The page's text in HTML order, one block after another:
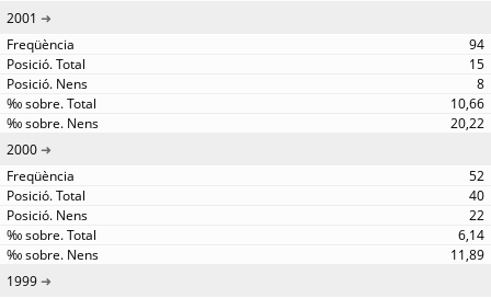
2001
94
15
8
10,66
20,22
2000
52
40
22
6,14
11,89
1999